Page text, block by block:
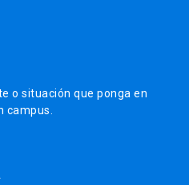
o situación que ponga en
campus.